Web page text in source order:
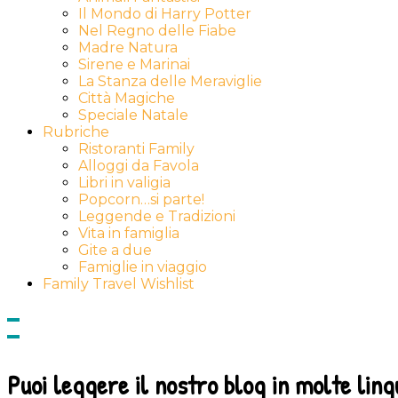
Il Mondo di Harry Potter
Nel Regno delle Fiabe
Madre Natura
Sirene e Marinai
La Stanza delle Meraviglie
Città Magiche
Speciale Natale
Rubriche
Ristoranti Family
Alloggi da Favola
Libri in valigia
Popcorn…si parte!
Leggende e Tradizioni
Vita in famiglia
Gite a due
Famiglie in viaggio
Family Travel Wishlist
Show
side
Hide
Puoi leggere il nostro blog in molte